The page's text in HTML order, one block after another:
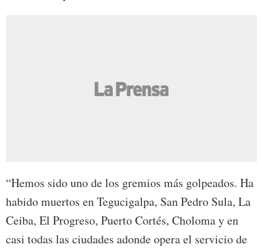
“Hemos sido uno de los gremios más golpeados. Ha
habido muertos en Tegucigalpa, San Pedro Sula, La
Ceiba, El Progreso, Puerto Cortés, Choloma y en
casi todas las ciudades adonde opera el servicio de